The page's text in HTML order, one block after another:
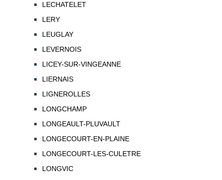
LECHATELET
LERY
LEUGLAY
LEVERNOIS
LICEY-SUR-VINGEANNE
LIERNAIS
LIGNEROLLES
LONGCHAMP
LONGEAULT-PLUVAULT
LONGECOURT-EN-PLAINE
LONGECOURT-LES-CULETRE
LONGVIC